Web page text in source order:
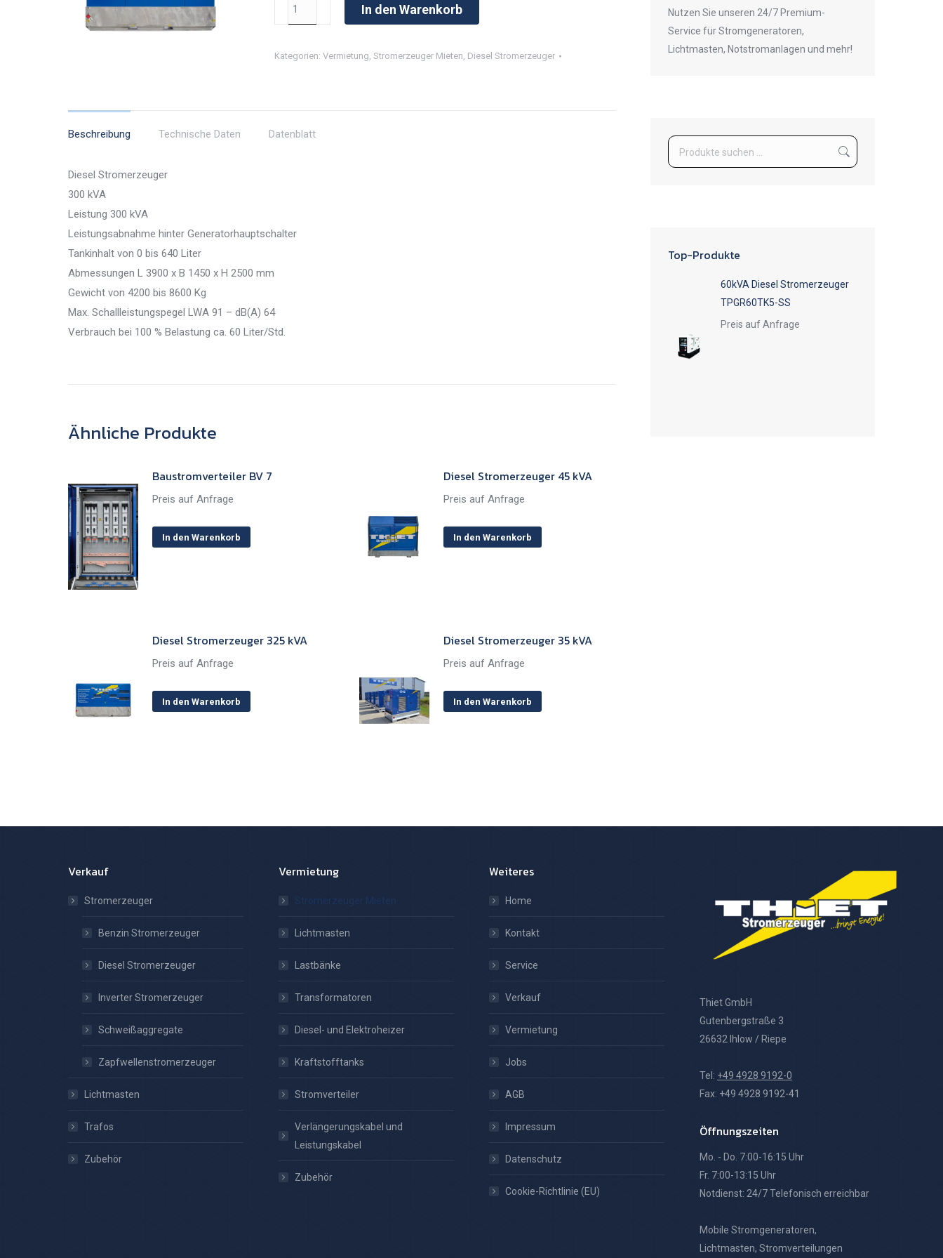
Diesel
Stromerzeuger
kVA
In den Warenkorb
Kategorien: Vermietung, Stromerzeuger Mieten, Diesel Stromerzeuger
Beschreibung Technische Daten Datenblatt
Diesel Stromerzeuger
300 kVA
Leistung 300 kVA
Leistungsabnahme hinter Generatorhauptschalter
Tankinhalt von 0 bis 640 Liter
Abmessungen L 3900 x B 1450 x H 2500 mm
Gewicht von 4200 bis 8600 Kg
Max. Schallleistungspegel LWA 91 – dB(A) 64
Verbrauch bei 100 % Belastung ca. 60 Liter/Std.
Ähnliche Produkte
Baustromverteiler BV 7
Preis auf Anfrage
In den Warenkorb
Diesel Stromerzeuger 45 kVA
Preis auf Anfrage
In den Warenkorb
Diesel Stromerzeuger 325 kVA
Preis auf Anfrage
In den Warenkorb
Diesel Stromerzeuger 35 kVA
Preis auf Anfrage
In den Warenkorb
Nutzen Sie unseren 24/7 Premium-
Service für Stromgeneratoren,
Lichtmasten, Notstromanlagen und mehr!
Top-Produkte
60kVA Diesel Stromerzeuger
TPGR60TK5-SS
Preis auf Anfrage
Verkauf
Stromerzeuger
Benzin Stromerzeuger
Diesel Stromerzeuger
Inverter Stromerzeuger
Schweißaggregate
Zapfwellenstromerzeuger
Lichtmasten
Trafos
Zubehör
Vermietung
Stromerzeuger Mieten
Lichtmasten
Lastbänke
Transformatoren
Diesel- und Elektroheizer
Kraftstofftanks
Stromverteiler
Verlängerungskabel und
Leistungskabel
Zubehör
Weiteres
Home
Kontakt
Service
Verkauf
Vermietung
Jobs
AGB
Impressum
Datenschutz
Cookie-Richtlinie (EU)
Thiet GmbH
Gutenbergstraße 3
26632 Ihlow / Riepe
Tel: +49 4928 9192-0
Fax: +49 4928 9192-41
Öffnungszeiten
Mo. - Do. 7:00-16:15 Uhr
Fr. 7:00-13:15 Uhr
Notdienst: 24/7 Telefonisch erreichbar
Mobile Stromgeneratoren,
Lichtmasten, Stromverteilungen